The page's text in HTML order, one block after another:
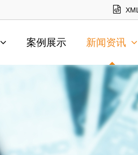
XML
案例展示 新闻资讯